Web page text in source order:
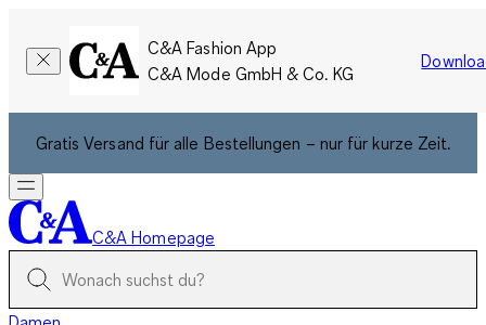
C&A Fashion App
C&A Mode GmbH & Co. KG
Gratis Versand für alle Bestellungen – nur für kurze Zeit.
C&A Homepage